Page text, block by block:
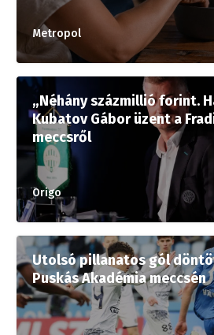
Metropol
„Néhány százmillió forint.
Kubatov Gábor üzent a
meccsről
Origo
Utolsó pillanatos gól
Puskás Akadémia meccsén